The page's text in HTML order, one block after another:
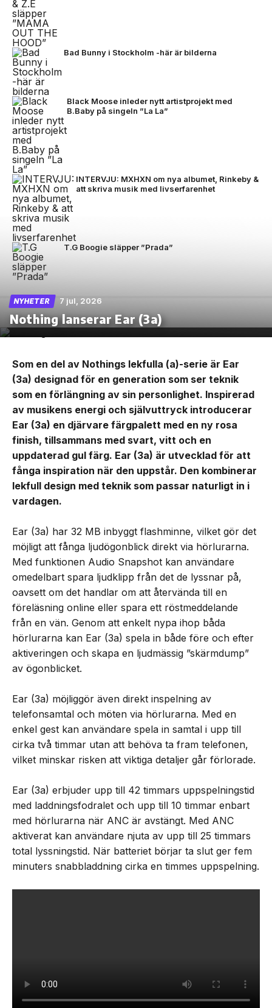
Bad Bunny i Stockholm -här är bilderna
Black Moose inleder nytt artistprojekt med
B.Baby på singeln ”La La”
INTERVJU: MXHXN om nya albumet, Rinkeby &
att skriva musik med livserfarenhet
T.G Boogie släpper ”Prada”
NYHETER 7 jul, 2026
Nothing lanserar Ear (3a)
Som en del av Nothings lekfulla (a)-serie är Ear
(3a) designad för en generation som ser teknik
som en förlängning av sin personlighet. Inspirerad
av musikens energi och självuttryck introducerar
Ear (3a) en djärvare färgpalett med en ny rosa
finish, tillsammans med svart, vitt och en
uppdaterad gul färg. Ear (3a) är utvecklad för att
fånga inspiration när den uppstår. Den kombinerar
lekfull design med teknik som passar naturligt in i
vardagen.
Ear (3a) har 32 MB inbyggt flashminne, vilket gör det
möjligt att fånga ljudögonblick direkt via hörlurarna.
Med funktionen Audio Snapshot kan användare
omedelbart spara ljudklipp från det de lyssnar på,
oavsett om det handlar om att återvända till en
föreläsning online eller spara ett röstmeddelande
från en vän. Genom att enkelt nypa ihop båda
hörlurarna kan Ear (3a) spela in både före och efter
aktiveringen och skapa en ljudmässig ”skärmdump”
av ögonblicket.
Ear (3a) möjliggör även direkt inspelning av
telefonsamtal och möten via hörlurarna. Med en
enkel gest kan användare spela in samtal i upp till
cirka två timmar utan att behöva ta fram telefonen,
vilket minskar risken att viktiga detaljer går förlorade.
Ear (3a) erbjuder upp till 42 timmars uppspelningstid
med laddningsfodralet och upp till 10 timmar enbart
med hörlurarna när ANC är avstängt. Med ANC
aktiverat kan användare njuta av upp till 25 timmars
total lyssningstid. När batteriet börjar ta slut ger fem
minuters snabbladdning cirka en timmes uppspelning.